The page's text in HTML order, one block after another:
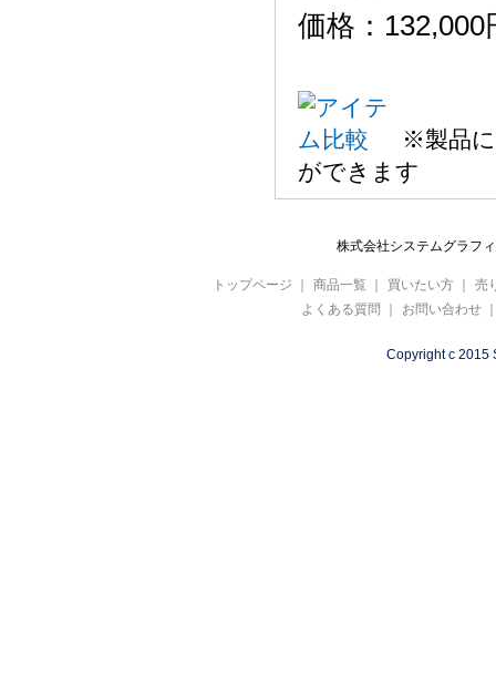
価格： 132,000
※製品
ができます
株式会社システムグラ
トップページ 商品一覧 買いたい方
売
よくある質問
お問い合わせ
Copyright c 2015